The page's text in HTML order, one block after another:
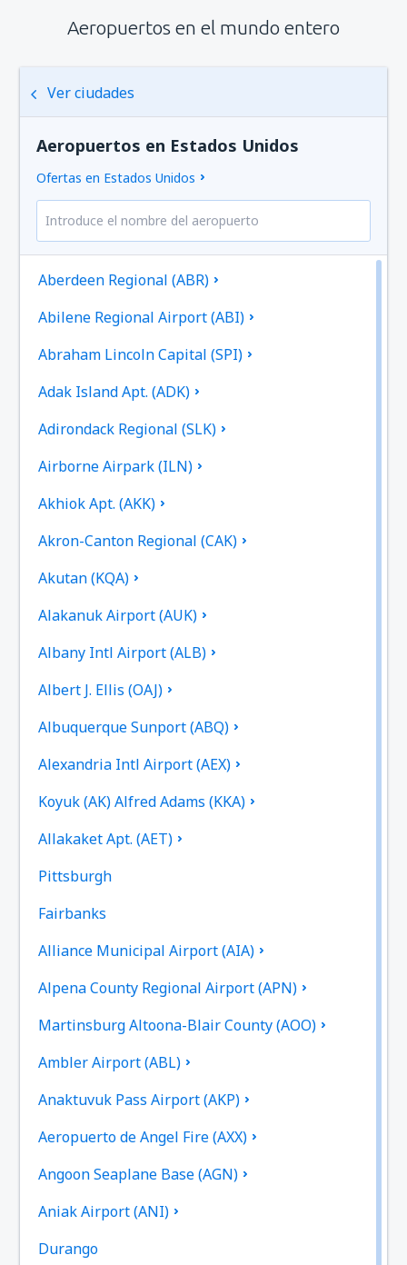
Aeropuertos en el mundo entero
Ver ciudades
Aeropuertos en Estados Unidos
Ofertas en Estados Unidos
Aberdeen Regional (ABR)
Abilene Regional Airport (ABI)
Abraham Lincoln Capital (SPI)
Adak Island Apt. (ADK)
Adirondack Regional (SLK)
Airborne Airpark (ILN)
Akhiok Apt. (AKK)
Akron-Canton Regional (CAK)
Akutan (KQA)
Alakanuk Airport (AUK)
Albany Intl Airport (ALB)
Albert J. Ellis (OAJ)
Albuquerque Sunport (ABQ)
Alexandria Intl Airport (AEX)
Koyuk (AK) Alfred Adams (KKA)
Allakaket Apt. (AET)
Pittsburgh
Fairbanks
Alliance Municipal Airport (AIA)
Alpena County Regional Airport (APN)
Martinsburg Altoona-Blair County (AOO)
Ambler Airport (ABL)
Anaktuvuk Pass Airport (AKP)
Aeropuerto de Angel Fire (AXX)
Angoon Seaplane Base (AGN)
Aniak Airport (ANI)
Durango